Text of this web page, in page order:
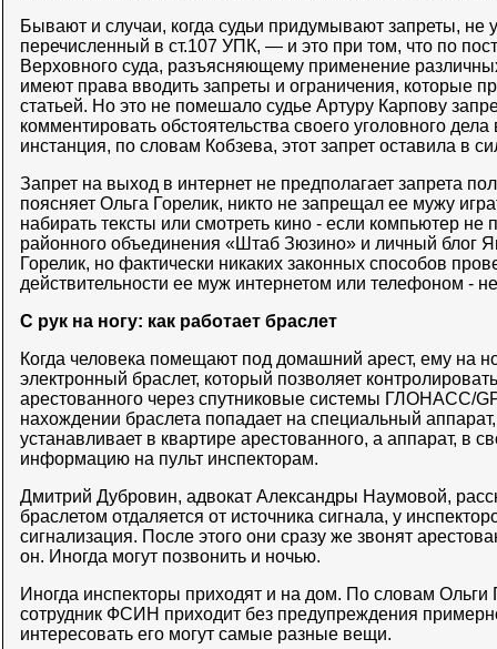
Бывают и случаи, когда судьи придумывают запреты, не
перечисленный в ст.107 УПК, — и это при том, что по
Верховного суда, разъясняющему применение
имеют права вводить запреты и ограничения, которые
статьей. Но это не помешало судье Артуру Карпову
комментировать обстоятельства своего уголовного
инстанция, по словам Кобзева, этот запрет оставила в
Запрет на выход в интернет не предполагает запрета
поясняет Ольга Горелик, никто не запрещал ее мужу
набирать тексты или смотреть кино - если компьютер не
районного объединения «Штаб Зюзино» и личный блог
Горелик, но фактически никаких законных способов
действительности ее муж интернетом или телефоном -
С рук на ногу: как работает браслет
Когда человека помещают под домашний арест, ему на
электронный браслет, который позволяет
арестованного через спутниковые системы ГЛОНАСС/
нахождении браслета попадает на специальный
устанавливает в квартире арестованного, а аппарат, в
информацию на пульт инспекторам.
Дмитрий Дубровин, адвокат Александры Наумовой,
браслетом отдаляется от источника сигнала, у
сигнализация. После этого они сразу же звонят
он. Иногда могут позвонить и ночью.
Иногда инспекторы приходят и на дом. По словам Ольги
сотрудник ФСИН приходит без предупреждения
интересовать его могут самые разные вещи.